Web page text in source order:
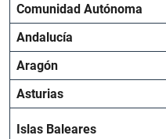
Comunidad Autónoma
Andalucía
Aragón
Asturias
Islas Baleares